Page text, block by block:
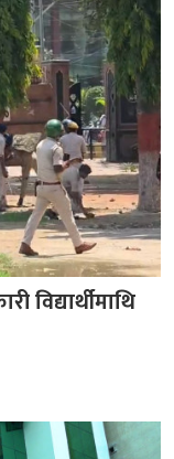
विद्यार्थीमाथि